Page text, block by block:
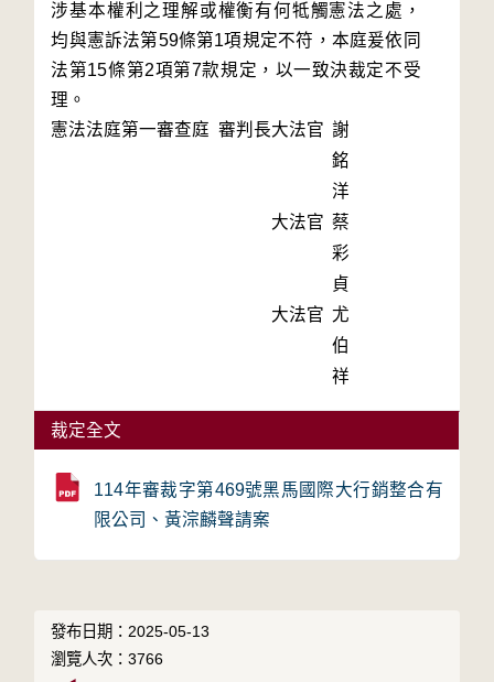
涉基本權利之理解或權衡有何牴觸憲法之處，
均與憲訴法第59條第1項規定不符，本庭爰依同
法第15條第2項第7款規定，以一致決裁定不受
理。
憲法法庭第一審查庭 審判長大法官 謝
銘
洋
大法官 蔡
彩
貞
大法官 尤
伯
祥
裁定全文
114年審裁字第469號黑馬國際大行銷整合有
限公司、黃淙麟聲請案
發布日期：2025-05-13
瀏覽人次：3766